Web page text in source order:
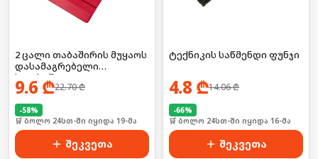
2 ცალი თაბაშირის მუყაოს
დასამაგრებელი
ხელსაწყო
9.6 ₾22.70₾
-58%
🛒 ბოლო 24სთ-ში იყიდა 19-მა
შეკვეთა
ტექნიკის საწმენდი ფუნჯი
4.8 ₾14.06₾
-66%
🛒 ბოლო 24სთ-ში იყიდა 16-მა
შეკვეთა